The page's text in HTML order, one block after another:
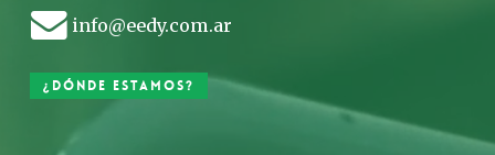
info@eedy.com.ar
¿Dónde estamos?